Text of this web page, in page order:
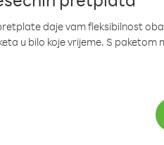
daje vam fleksibilnost
u bilo koje vrijeme. S